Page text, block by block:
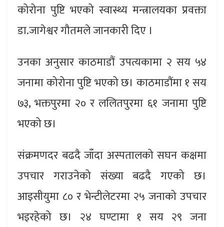
कोरोना पुष्टि भएको स्वास्थ्य मन्त्रालयका प्रवक्ता
डा.जागेश्वर गौतमले जानकारी दिए ।
उनका अनुसार काठमाडौं उपत्यकामा २ सय ५४
जनामा कोरोना पुष्टि भएको छ। काठमाडौंमा १ सय
७३, भक्तपुरमा २० र ललितपुरमा ६१ जनामा पुष्टि
भएको छ।
संक्रमणदर बढदै जाँदा अस्पतालको सघन कक्षमा
उपचार गराउनेको संख्या बढदै गएको छ।
आइसीयुमा ८० र भेन्टीलेटरमा २५ जनाको उपचार
भइरहेको छ। २४ घण्टामा १ सय २९ जना